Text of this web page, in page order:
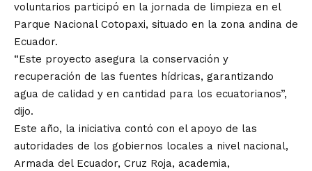
voluntarios participó en la jornada de limpieza en el
Parque Nacional Cotopaxi, situado en la zona andina de
Ecuador.
“Este proyecto asegura la conservación y
recuperación de las fuentes hídricas, garantizando
agua de calidad y en cantidad para los ecuatorianos”,
dijo.
Este año, la iniciativa contó con el apoyo de las
autoridades de los gobiernos locales a nivel nacional,
Armada del Ecuador, Cruz Roja, academia,